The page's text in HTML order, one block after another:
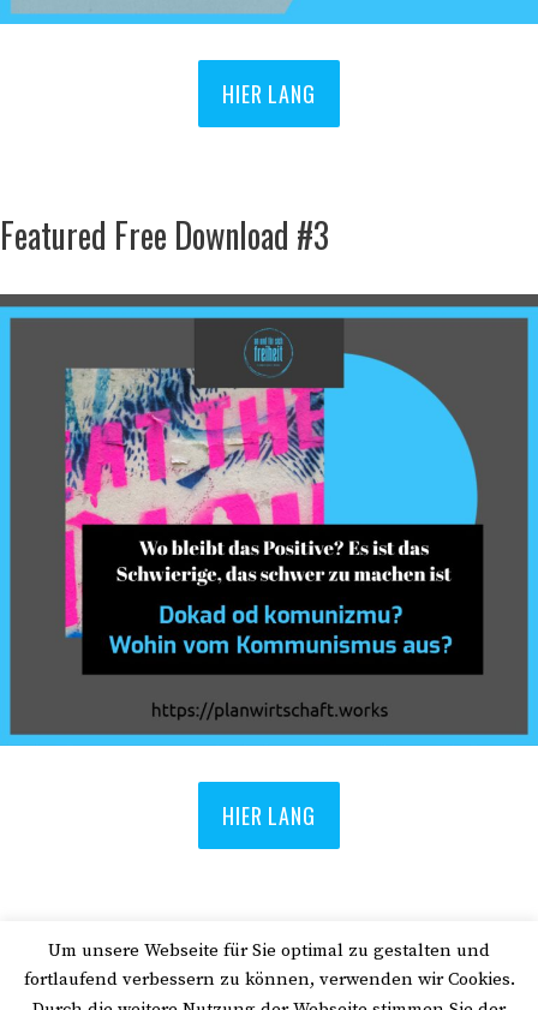
HIER LANG
Featured Free Download #3
HIER LANG
Suchen
Um unsere Webseite für Sie optimal zu gestalten und
fortlaufend verbessern zu können, verwenden wir Cookies.